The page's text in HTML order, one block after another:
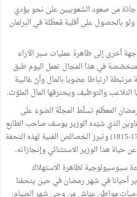
من صعود الشعوبيين على نحو يؤدي
ولو بالحصول على أقلية مُعطّلة في البرلمان
أخرى إلى ظاهرة عمليات سبر الآراء
المتخصّصة في هذا المجال تعمل اليوم طبق
ارتباطا عضويا بالمال وأنّ غالبية
التلاعب والتوظيف ويخترقها المال الملوّث.
المعظّم تسلّط المجلّة الضوء على
الذي شيّده الوزير يوسف صاحب الطابع
الملقّب بأبي المحاسن (1765-1815) وتبرز الخصائص الفنية لهذه التحفة
حياة هذا الوزير الاستثنائي وإنجازاته.
سيوسيولوجية لظاهرة الاستهلاك
أحيانا في شهر رمضان في حين يتحفنا